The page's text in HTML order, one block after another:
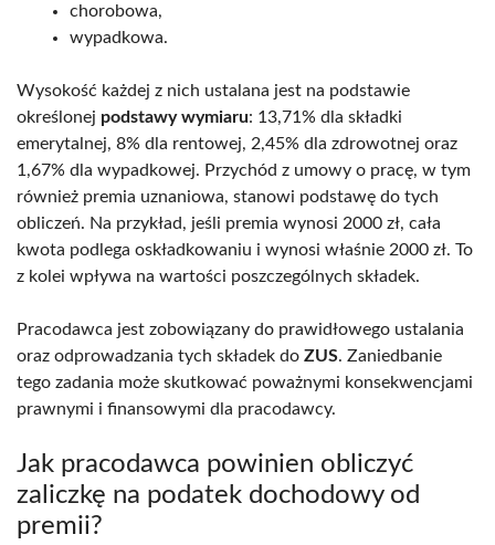
chorobowa,
wypadkowa.
Wysokość każdej z nich ustalana jest na podstawie
określonej podstawy wymiaru: 13,71% dla składki
emerytalnej, 8% dla rentowej, 2,45% dla zdrowotnej oraz
1,67% dla wypadkowej. Przychód z umowy o pracę, w tym
również premia uznaniowa, stanowi podstawę do tych
obliczeń. Na przykład, jeśli premia wynosi 2000 zł, cała
kwota podlega oskładkowaniu i wynosi właśnie 2000 zł. To
z kolei wpływa na wartości poszczególnych składek.
Pracodawca jest zobowiązany do prawidłowego ustalania
oraz odprowadzania tych składek do ZUS. Zaniedbanie
tego zadania może skutkować poważnymi konsekwencjami
prawnymi i finansowymi dla pracodawcy.
Jak pracodawca powinien obliczyć
zaliczkę na podatek dochodowy od
premii?